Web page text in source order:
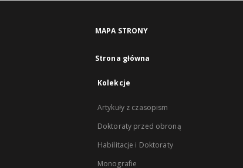
MAPA STRONY
Strona główna
Kolekcje
Artykuły z czasopism
Doktoraty przed obroną
Habilitacje i Doktoraty
Monografie